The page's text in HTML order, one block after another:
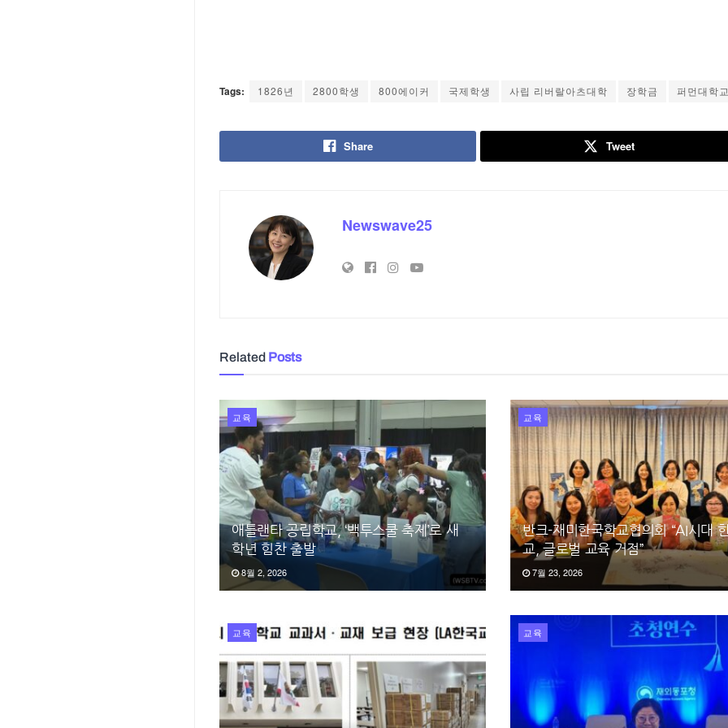
Tags: 1826년 2800학생 800에이커 국제학생 사립 리버랄아츠대학 장학금 퍼먼대학
Share Tweet
Newswave25
Related Posts
교육
애틀랜타 공립학교, ‘백투스쿨 축제’로 새
학년 힘찬 출발
8월 2, 2026
교육
반크-재미한국학교협의회 “AI시대
교, 글로벌 교육 거점”
7월 23, 2026
교육 교육